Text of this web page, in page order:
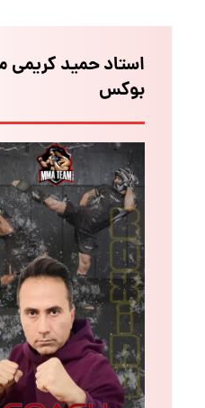
استاد حمید
بوکس